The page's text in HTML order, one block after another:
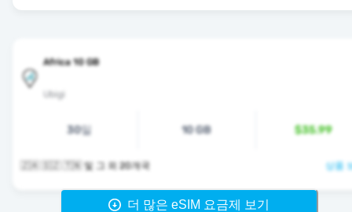
Africa 10 GB
Ubigi
30일 10 GB $35.99
🇿🇦 🇸🇿 🇹🇳 및 그 외 20개국 상품
더 많은 eSIM 요금제 보기